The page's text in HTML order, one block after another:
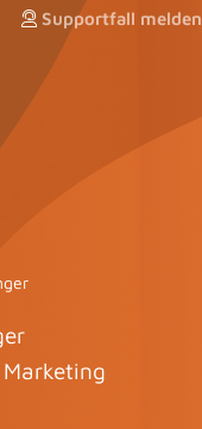
Supportfall melden